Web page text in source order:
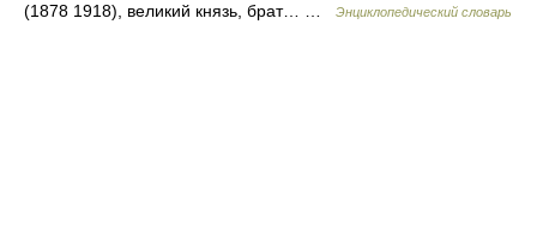
(1878 1918), великий князь, брат… …
Энциклопедический словарь